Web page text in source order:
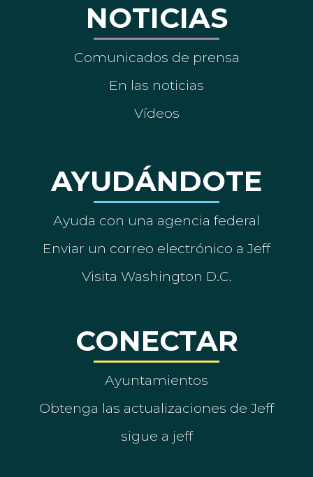
NOTICIAS
Comunicados de prensa
En las noticias
Vídeos
AYUDÁNDOTE
Ayuda con una agencia federal
Enviar un correo electrónico a Jeff
Visita Washington D.C.
CONECTAR
Ayuntamientos
Obtenga las actualizaciones de Jeff
sigue a jeff